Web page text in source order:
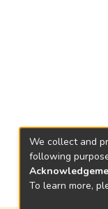
We collect and
following
To learn more,